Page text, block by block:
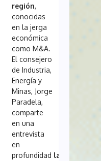
región,
conocidas
en la jerga
económica
como M&A.
El consejero
de Industria,
Energía y
Minas, Jorge
Paradela,
comparte
en una
entrevista
en
profundidad las